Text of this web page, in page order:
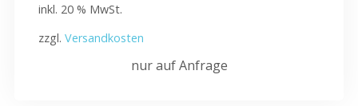
inkl. 20 % MwSt.
zzgl. Versandkosten
nur auf Anfrage